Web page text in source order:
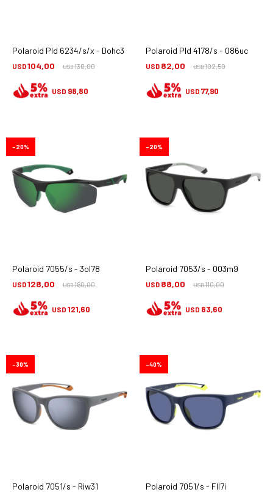
Polaroid Pld 6234/s/x - Dohc3
USD104,00 USD130,00
USD 98,80
Polaroid Pld 4178/s - 086uc
USD 82,00 USD102,50
USD 77,90
Polaroid 7055/s - 3ol78
USD128,00 USD160,00
20
USD 121,60
Polaroid 7053/s - 003m9
USD 88,00 USD110,00
20
USD 83,60
Polaroid 7051/s - Riw31
30
Polaroid 7051/s - Fll7i
40